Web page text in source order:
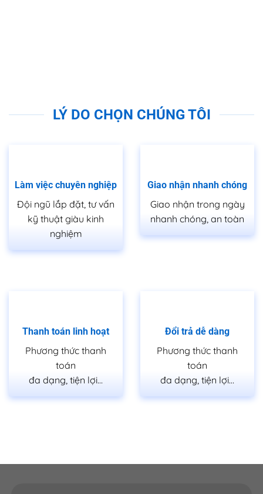
LÝ DO CHỌN CHÚNG TÔI
Làm việc chuyên nghiệp
Đội ngũ lắp đặt, tư vấn
kỹ thuật giàu kinh
nghiệm
Giao nhận nhanh chóng
Giao nhận trong ngày
nhanh chóng, an toàn
Thanh toán linh hoạt
Phương thức thanh
toán
đa dạng, tiện lợi…
Đổi trả dễ dàng
Phương thức thanh
toán
đa dạng, tiện lợi…